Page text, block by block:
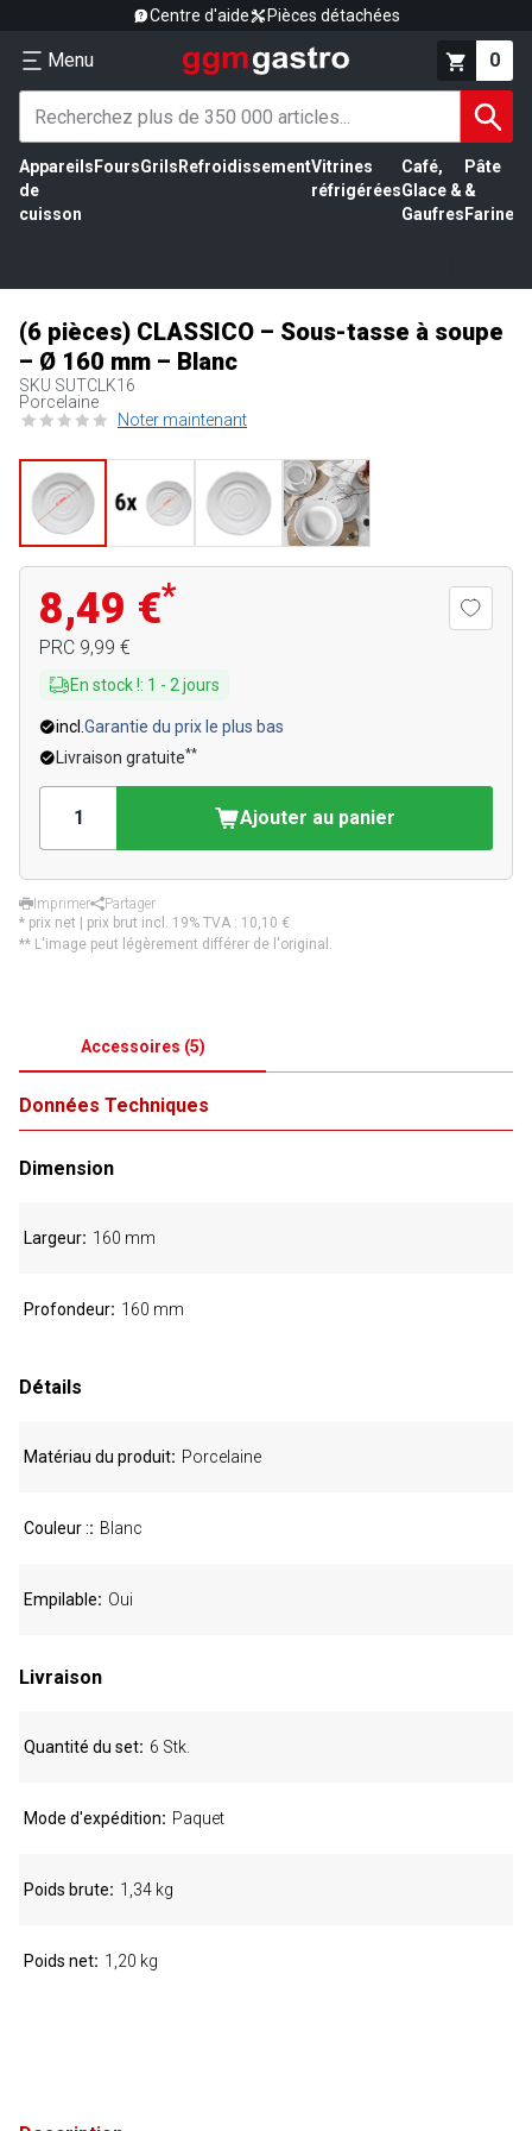
Centre d'aide Pièces détachées
Menu 0
Appareils
de
cuisson
FoursGrils RefroidissementVitrines
réfrigérées
Café,
Glace &
Gaufres
Pâte
&
Farine
(6 pièces) CLASSICO – Sous-tasse à soupe
– Ø 160 mm – Blanc
SKU SUTCLK16
Porcelaine
Noter maintenant
8,49 €*
PRC 9,99 €
En stock !: 1 - 2 jours
incl. Garantie du prix le plus bas
Livraison gratuite**
Ajouter au panier
Imprimer
Partager
* prix net | prix brut incl. 19% TVA : 10,10 €
** L'image peut légèrement différer de l'original.
Accessoires (5)
Données Techniques
Dimension
Largeur 160 mm
Profondeur 160 mm
Détails
Matériau du produit Porcelaine
Couleur : Blanc
Empilable Oui
Livraison
Quantité du set 6 Stk.
Mode d'expédition Paquet
Poids brute 1,34 kg
Poids net 1,20 kg